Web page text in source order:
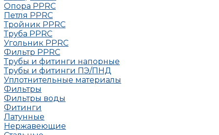
Опора РРRC
Петля РРRC
Тройник РРRC
Труба РРRC
Угольник РРRC
Фильтр PPRC
Трубы и фитинги напорные
Трубы и фитинги ПЭ/ПНД
Уплотнительные материалы
Фильтры
Фильтры воды
Фитинги
Латунные
Нержавеющие